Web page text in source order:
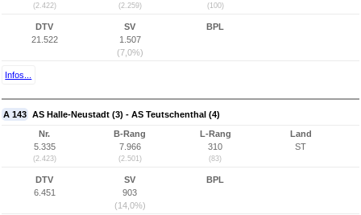
(2.422) (2.259) (100)
DTV
21.522
SV
1.507
(7,0%)
BPL
Infos...
A 143 AS Halle-Neustadt (3) - AS Teutschenthal (4)
Nr.
5.335
(2.423)
B-Rang
7.966
(2.501)
L-Rang
310
(83)
Land
ST
DTV
6.451
SV
903
(14,0%)
BPL